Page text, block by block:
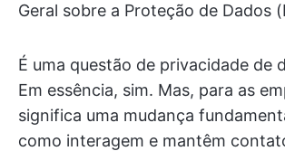
Geral sobre a Proteção de Dados
É uma questão de privacidade de
Em essência, sim. Mas, para as
significa uma mudança
como interagem e mantêm